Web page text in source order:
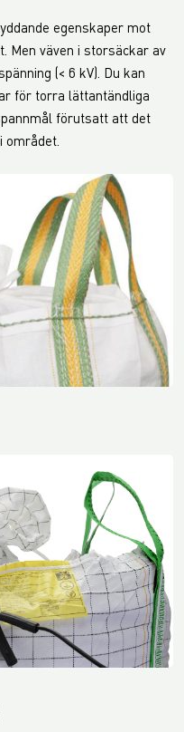
egenskaper mot
Men väven i storsäckar av
(< 6 kV). Du kan
för torra lättantändliga
förutsatt att det
området.